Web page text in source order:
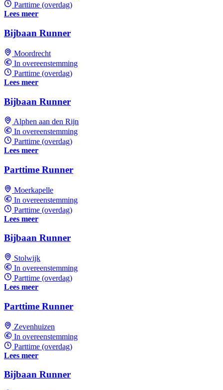
Parttime (overdag)
Lees meer
Bijbaan Runner
Moordrecht
In overeenstemming
Parttime (overdag)
Lees meer
Bijbaan Runner
Alphen aan den Rijn
In overeenstemming
Parttime (overdag)
Lees meer
Parttime Runner
Moerkapelle
In overeenstemming
Parttime (overdag)
Lees meer
Bijbaan Runner
Stolwijk
In overeenstemming
Parttime (overdag)
Lees meer
Parttime Runner
Zevenhuizen
In overeenstemming
Parttime (overdag)
Lees meer
Bijbaan Runner